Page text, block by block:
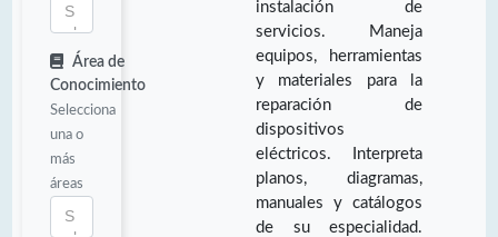
Área de
Conocimiento
Selecciona
una o
más
áreas
instalación de
servicios. Maneja
equipos, herramientas
y materiales para la
reparación de
dispositivos
eléctricos. Interpreta
planos, diagramas,
manuales y catálogos
de su especialidad.